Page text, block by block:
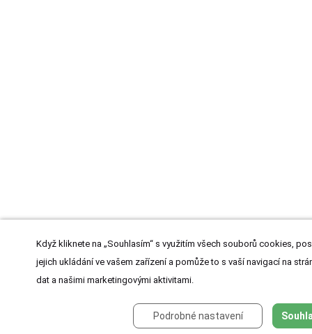
Když kliknete na „Souhlasím“ s využitím všech souborů cookies,
jejich ukládání ve vašem zařízení a pomůže to s vaší navigací na
dat a našimi marketingovými aktivitami.
Podrobné nastavení